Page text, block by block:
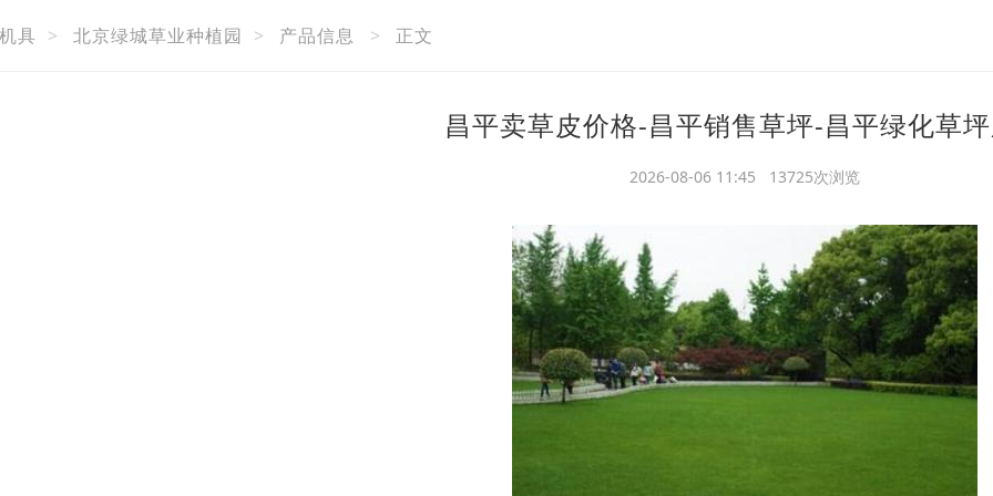
具 > 北京绿城草业种植园 > 产品信息 > 正文
昌平卖草皮价格-昌平销售草坪-昌平绿化草
2026-08-06 11:45 13725次浏览